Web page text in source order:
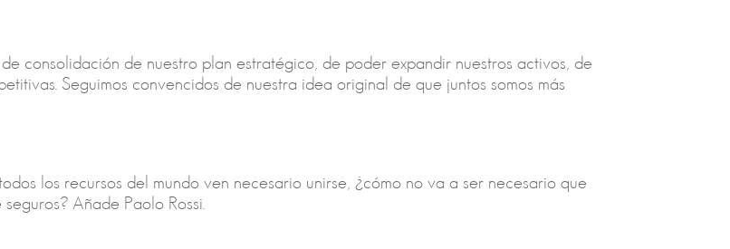
consolidación de nuestro plan estratégico, de poder expandir nuestros activos, de
Seguimos convencidos de nuestra idea original de que juntos somos más
los recursos del mundo ven necesario unirse, ¿cómo no va a ser necesario que
Añade Paolo Rossi.